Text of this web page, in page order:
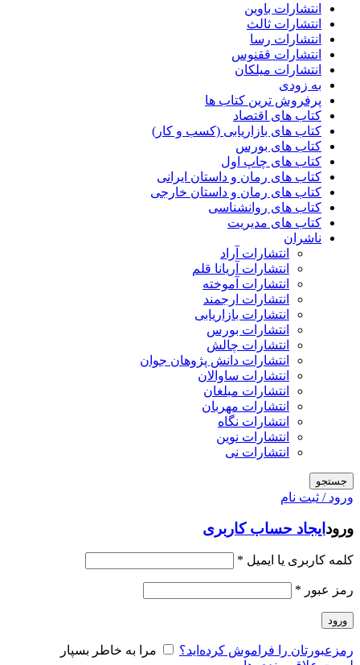
انتشارات باوین
انتشارات ثالث
انتشارات رسا
انتشارات ققنوس
انتشارات میلکان
به زودی
پرفروش ترین کتاب ها
کتاب های اقتصاد
کتاب های بازاریابی (کسب و کار)
کتاب های بورس
کتاب های چاپ اول
کتاب های رمان و داستان ایرانی
کتاب های رمان و داستان خارجی
کتاب های روانشناسی
کتاب های مدیریت
ناشران
انتشارات آراد
انتشارات آریانا قلم
انتشارات آموخته
انتشارات ارجمند
انتشارات بازاریابی
انتشارات بورس
انتشارات چالش
انتشارات دانش پژوهان جوان
انتشارات ساوالان
انتشارات مبلغان
انتشارات مهربان
انتشارات نگاه
انتشارات نوین
انتشارات نی
جستجو
ورود / ثبت نام
ورود ایجاد حساب کاربری
کلمه کاربری یا ایمیل *
رمز عبور *
ورود
رمزعبورتان را فراموش کرده‌اید؟
مرا به خاطر بسپار